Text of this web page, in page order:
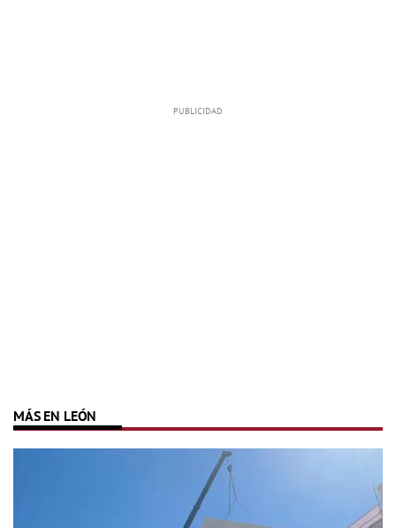
MÁS EN LEÓN